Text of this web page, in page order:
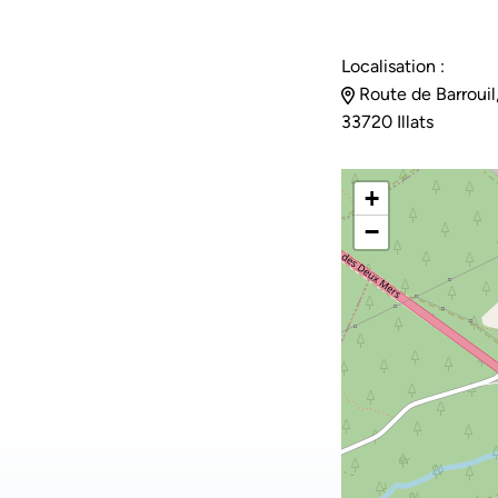
Localisation :
Route de
33720 Illats
+
−